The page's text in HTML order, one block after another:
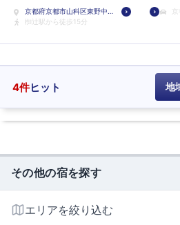
京都府京都市山科区東野中
井ノ上町13-33
椥辻駅から徒歩15分
4件ヒット 地
その他の宿を探す
エリアを絞り込む